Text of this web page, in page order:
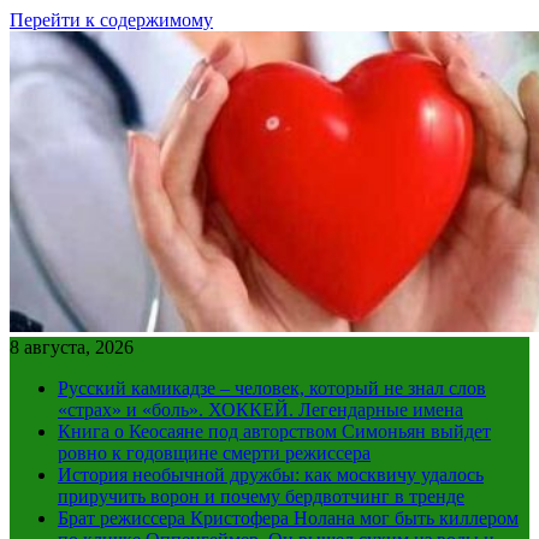
Перейти к содержимому
8 августа, 2026
Русский камикадзе – человек, который не знал слов
«страх» и «боль». ХОККЕЙ. Легендарные имена
Книга о Кеосаяне под авторством Симоньян выйдет
ровно к годовщине смерти режиссера
История необычной дружбы: как москвичу удалось
приручить ворон и почему бердвотчинг в тренде
Брат режиссера Кристофера Нолана мог быть киллером